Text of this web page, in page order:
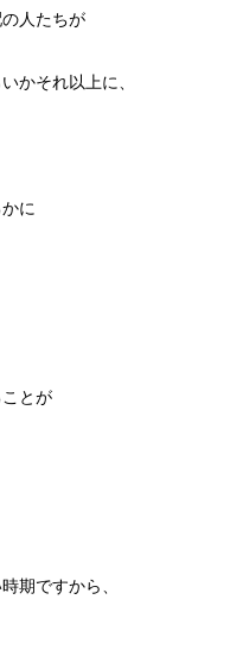
人たちが
かそれ以上に、
に
とが
期ですから、